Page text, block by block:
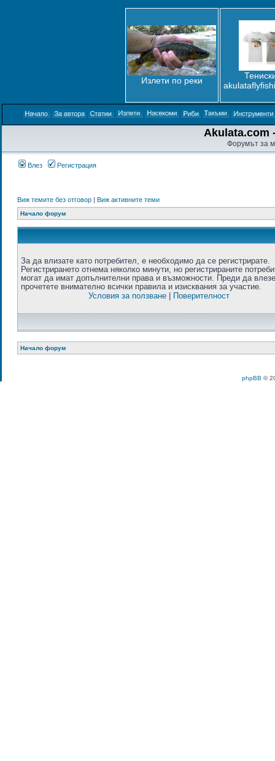
Излети по реки
Akulata.com
Форумът за
Влез Регистрация
Виж темите без отговор| Виж активните теми
Начало форум
За да влизате като потребител, е необходимо да се регистрирате.
Регистрирането отнема няколко минути, но регистрираните
могат да имат допълнителни права и възможности. Преди да
прочетете внимателно всички правила и изисквания за участие.
Условия за ползване
Поверителност
Начало форум
phpBB ©